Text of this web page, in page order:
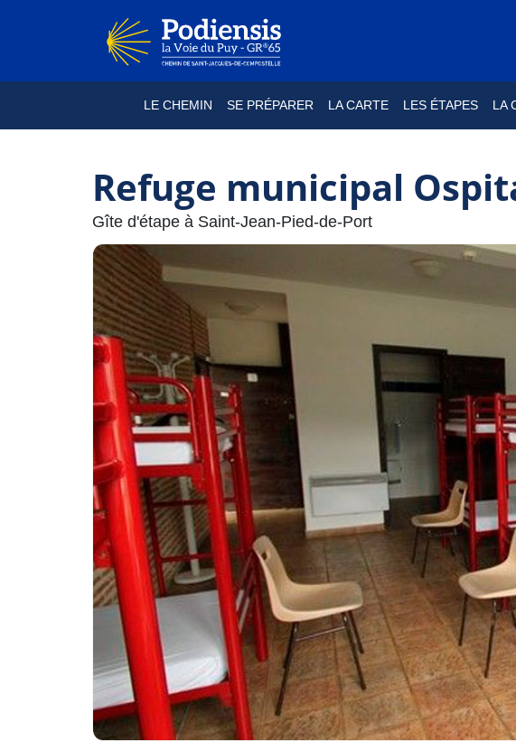
LE CHEMIN SE PRÉPARER LA CARTE LES ÉTAPES LA
Refuge municipal
Gîte d'étape à Saint-Jean-Pied-de-Port